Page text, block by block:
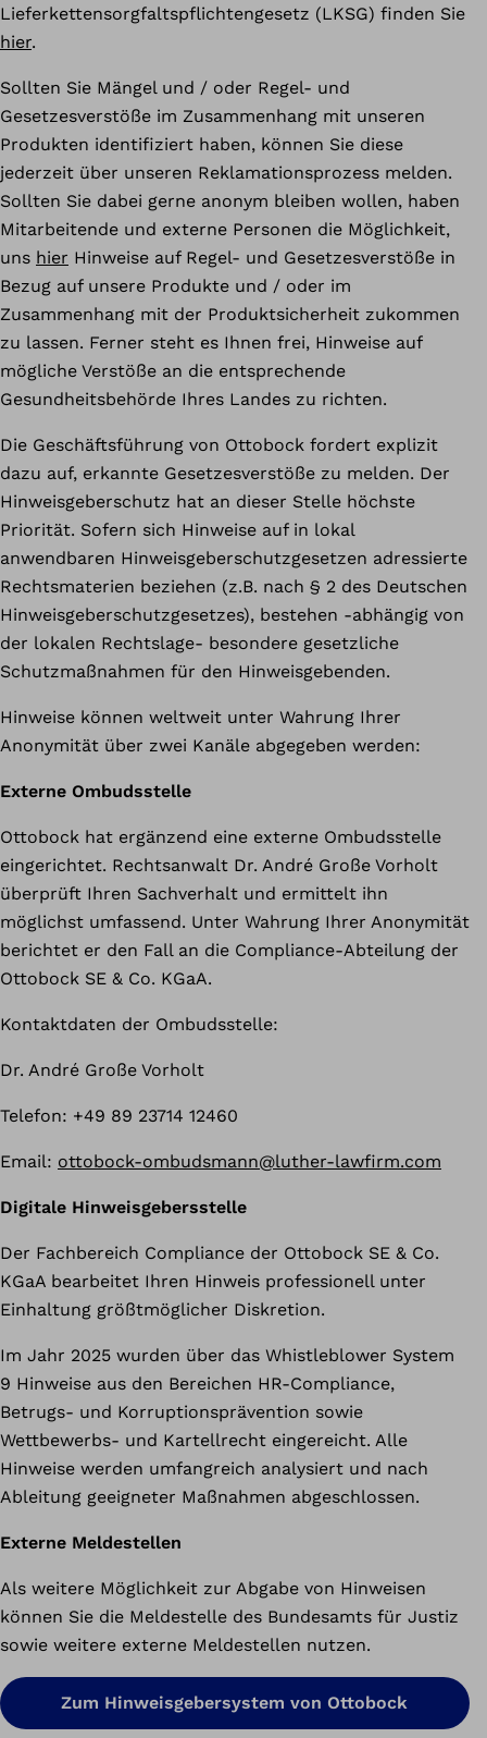
Lieferkettensorgfaltspflichtengesetz (LKSG) finden Sie
hier.
Sollten Sie Mängel und / oder Regel- und
Gesetzesverstöße im Zusammenhang mit unseren
Produkten identifiziert haben, können Sie diese
jederzeit über unseren Reklamationsprozess melden.
Sollten Sie dabei gerne anonym bleiben wollen, haben
Mitarbeitende und externe Personen die Möglichkeit,
uns hier Hinweise auf Regel- und Gesetzesverstöße in
Bezug auf unsere Produkte und / oder im
Zusammenhang mit der Produktsicherheit zukommen
zu lassen. Ferner steht es Ihnen frei, Hinweise auf
mögliche Verstöße an die entsprechende
Gesundheitsbehörde Ihres Landes zu richten.
Die Geschäftsführung von Ottobock fordert explizit
dazu auf, erkannte Gesetzesverstöße zu melden. Der
Hinweisgeberschutz hat an dieser Stelle höchste
Priorität. Sofern sich Hinweise auf in lokal
anwendbaren Hinweisgeberschutzgesetzen adressierte
Rechtsmaterien beziehen (z.B. nach § 2 des Deutschen
Hinweisgeberschutzgesetzes), bestehen -abhängig von
der lokalen Rechtslage- besondere gesetzliche
Schutzmaßnahmen für den Hinweisgebenden.
Hinweise können weltweit unter Wahrung Ihrer
Anonymität über zwei Kanäle abgegeben werden:
Externe Ombudsstelle
Ottobock hat ergänzend eine externe Ombudsstelle
eingerichtet. Rechtsanwalt Dr. André Große Vorholt
überprüft Ihren Sachverhalt und ermittelt ihn
möglichst umfassend. Unter Wahrung Ihrer Anonymität
berichtet er den Fall an die Compliance-Abteilung der
Ottobock SE & Co. KGaA.
Kontaktdaten der Ombudsstelle:
Dr. André Große Vorholt
Telefon: +49 89 23714 12460
Email: ottobock-ombudsmann@luther-lawfirm.com
Digitale Hinweisgebersstelle
Der Fachbereich Compliance der Ottobock SE & Co.
KGaA bearbeitet Ihren Hinweis professionell unter
Einhaltung größtmöglicher Diskretion.
Im Jahr 2025 wurden über das Whistleblower System
9 Hinweise aus den Bereichen HR-Compliance,
Betrugs- und Korruptionsprävention sowie
Wettbewerbs- und Kartellrecht eingereicht. Alle
Hinweise werden umfangreich analysiert und nach
Ableitung geeigneter Maßnahmen abgeschlossen.
Externe Meldestellen
Als weitere Möglichkeit zur Abgabe von Hinweisen
können Sie die Meldestelle des Bundesamts für Justiz
sowie weitere externe Meldestellen nutzen.
Zum Hinweisgebersystem von Ottobock